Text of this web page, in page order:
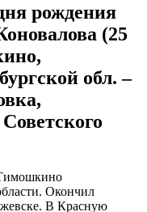
рождения
(25
обл. –
Тимошкино
Окончил
В Красную